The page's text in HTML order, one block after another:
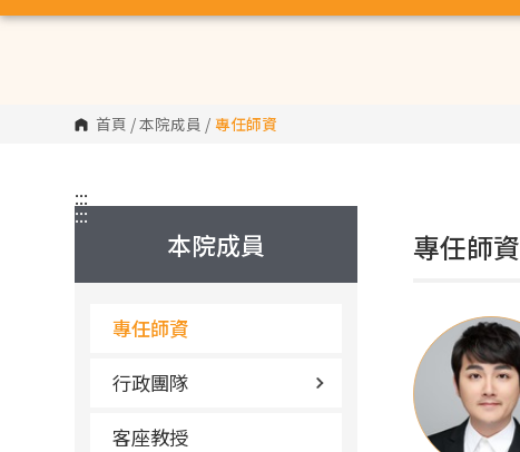
首頁 /本院成員 / 專任師資
:::
本院成員
專任師資
行政團隊
客座教授
:::
專任師資